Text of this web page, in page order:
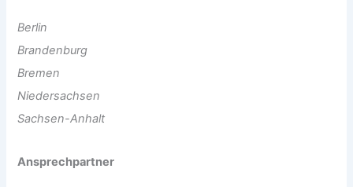
Berlin
Brandenburg
Bremen
Niedersachsen
Sachsen-Anhalt
Ansprechpartner